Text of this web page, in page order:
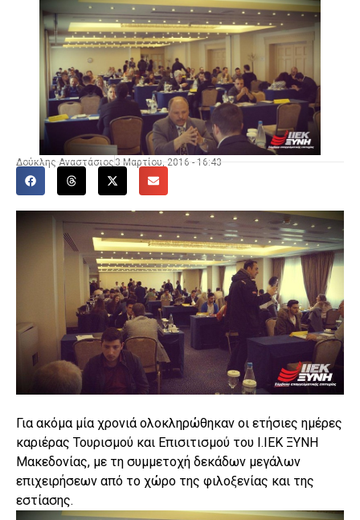
Δούκλης Αναστάσιος 3 Μαρτίου, 2016 - 16:43
Για ακόμα μία χρονιά ολοκληρώθηκαν οι ετήσιες ημέρες
καριέρας Τουρισμού και Επισιτισμού του Ι.ΙΕΚ ΞΥΝΗ
Μακεδονίας, με τη συμμετοχή δεκάδων μεγάλων
επιχειρήσεων από το χώρο της φιλοξενίας και της
εστίασης.